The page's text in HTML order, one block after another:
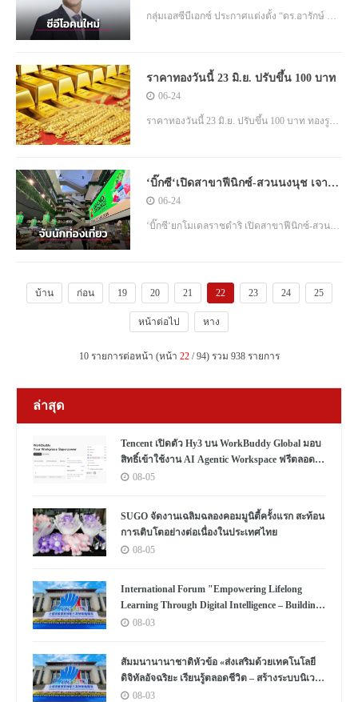
กลุ่มเอสซีบีเอกซ์ ประกาศแต่งตั้ง “ดร.อารักษ์ สุธี
ราคาทองวันนี้ 23 มิ.ย. ปรับขึ้น 100 บาท
06-24
ราคาทองวันนี้ 23 มิ.ย. ปรับขึ้น 100 บาท ทองรูป
‘บิ๊กซี‘เปิดสาขาฟีนิกซ์-สวนนงนุช เจาะ
นักท่องเที่ยว
06-24
‘บิ๊กซี‘ยกโมเดลราชดำริ เปิดสาขาฟีนิกซ์-สวน
บ้าน ก่อน 19 20 21 22 23 24 25
หน้าต่อไป หาง
10 รายการต่อหน้า (หน้า 22/ 94) รวม 938 รายการ
ล่าสุด
Tencent เปิดตัว Hy3 บน WorkBuddy Global มอบ
สิทธิ์เข้าใช้งาน AI Agentic Workspace ฟรีตลอด
เดือนสิงหาคม
08-05
SUGO จัดงานเฉลิมฉลองคอมมูนิตี้ครั้งแรก สะท้อน
การเติบโตอย่างต่อเนื่องในประเทศไทย
08-05
International Forum "Empowering Lifelong
Learning Through Digital Intelligence – Building
a New Ecosystem for Human Lifelong Learning"
08-03
สัมมนานานาชาติหัวข้อ «ส่งเสริมด้วยเทคโนโลยี
ดิจิทัลอัจฉริยะ เรียนรู้ตลอดชีวิต – สร้างระบบนิเวศ
ใหม่แห่งการเรียนรู้ตลอดชีวิตของมนุษย์» จัดขึ้น
08-03